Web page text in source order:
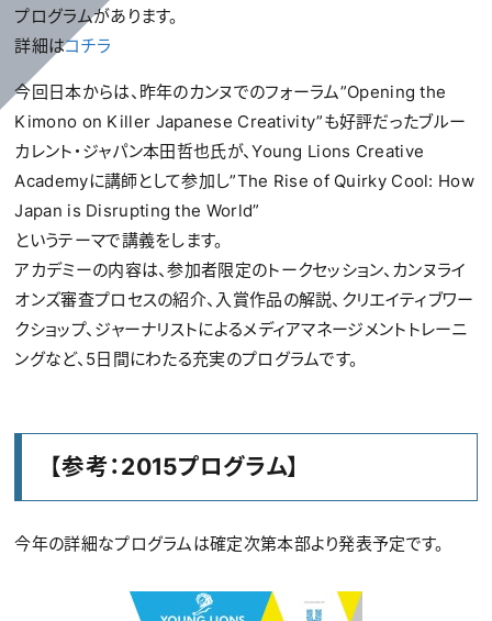
プログラムがあります。
詳細はコチラ
今回日本からは、昨年のカンヌでのフォーラム”Opening the
Kimono on Killer Japanese Creativity”も好評だったブルー
カレント・ジャパン本田哲也氏が、Young Lions Creative
Academyに講師として参加し”The Rise of Quirky Cool: How
Japan is Disrupting the World”
というテーマで講義をします。
アカデミーの内容は、参加者限定のトークセッション、カンヌライ
オンズ審査プロセスの紹介、入賞作品の解説、クリエイティブワー
クショップ、ジャーナリストによるメディアマネージメントトレーニ
ングなど、5日間にわたる充実のプログラムです。
【参考：2015プログラム】
今年の詳細なプログラムは確定次第本部より発表予定です。